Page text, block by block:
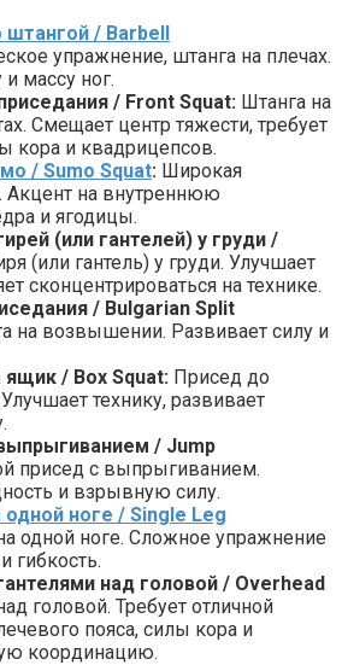
штангой / Barbell
упражнение, штанга на плечах.
массу ног.
/ Front Squat: Штанга на
Смещает центр тяжести, требует
кора и квадрицепсов.
/ Sumo Squat: Широкая
Акцент на внутреннюю
и ягодицы.
(или гантелей) у груди /
(или гантель) у груди. Улучшает
сконцентрироваться на технике.
/ Bulgarian Split
на возвышении. Развивает силу и
ящик / Box Squat: Присед до
технику, развивает
/ Jump
присед с выпрыгиванием.
и взрывную силу.
ноге / Single Leg
одной ноге. Сложное упражнение
гибкость.
над головой / Overhead
головой. Требует отличной
пояса, силы кора и
координацию.